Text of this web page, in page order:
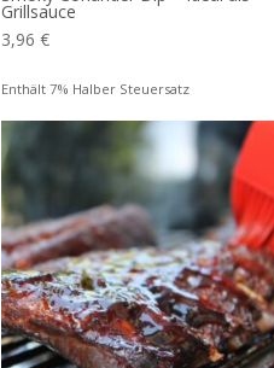
Grillsauce
3,96 €
Enthält 7% Halber Steuersatz